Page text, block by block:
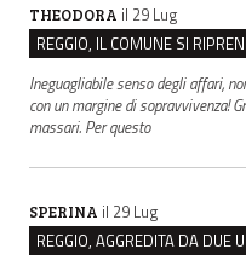
THEODORA il 29 Lug
Ineguagliabile senso degli affari,
con un margine di sopravvivenza!
massari. Per questo
SPERINA il 29 Lug